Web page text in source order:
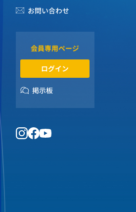
お問い合わせ
会員専用ページ
ログイン
掲示板